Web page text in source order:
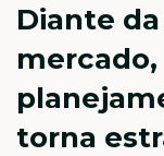
Diante
torna